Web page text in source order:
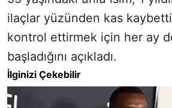
ilaçlar yüzünden kas
kontrol ettirmek için her ay
başladığını açıkladı.